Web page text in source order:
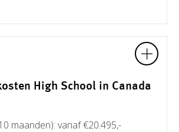
High School in Canada
maanden): vanaf €20.495,-